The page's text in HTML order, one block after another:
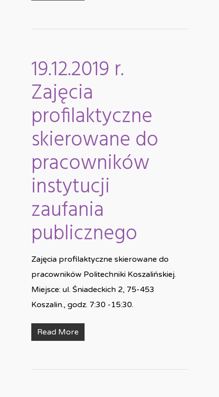
19.12.2019 r.
Zajęcia
profilaktyczne
skierowane do
pracowników
instytucji
zaufania
publicznego
Zajęcia profilaktyczne skierowane do
pracowników Politechniki Koszalińskiej.
Miejsce: ul. Śniadeckich 2, 75-453
Koszalin., godz. 7:30 -15:30.
Read More